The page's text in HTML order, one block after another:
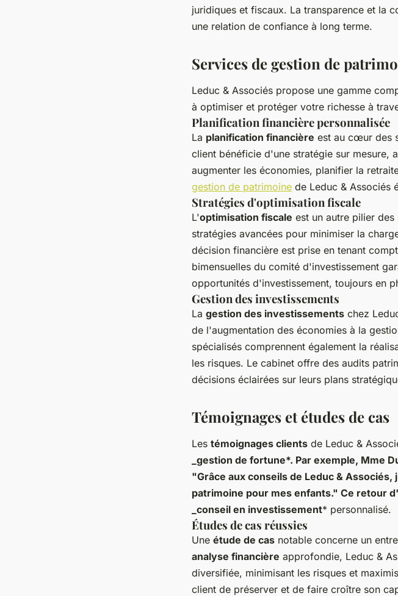
juridiques et fiscaux. La transparence et la
une relation de confiance à long terme.
Services de gestion de
Leduc & Associés propose une gamme
à optimiser et protéger votre richesse à
Planification financière personnalisée
La planification financière est au cœur des
client bénéficie d'une stratégie sur mesure,
augmenter les économies, planifier la
gestion de patrimoine de Leduc & Associés
Stratégies d'optimisation fiscale
L'optimisation fiscale est un autre pilier
stratégies avancées pour minimiser la
décision financière est prise en tenant
bimensuelles du comité d'investissement
opportunités d'investissement, toujours en
Gestion des investissements
La gestion des investissements chez
de l'augmentation des économies à la
spécialisés comprennent également la
les risques. Le cabinet offre des audits
décisions éclairées sur leurs plans
Témoignages et études de cas
Les témoignages clients de Leduc &
_gestion de fortune*. Par exemple, Mme
"Grâce aux conseils de Leduc &
patrimoine pour mes enfants." Ce retour
_conseil en investissement* personnalisé.
Études de cas réussies
Une étude de cas notable concerne un
analyse financière approfondie, Leduc &
diversifiée, minimisant les risques et
client de préserver et de faire croître son